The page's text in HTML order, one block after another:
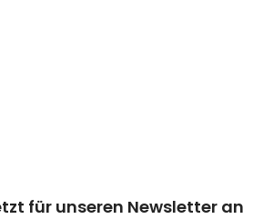
für unseren Newsletter an